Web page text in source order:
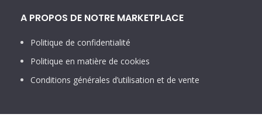
A PROPOS DE NOTRE MARKETPLACE
Politique de confidentialité
Politique en matière de cookies
Conditions générales d’utilisation et de vente